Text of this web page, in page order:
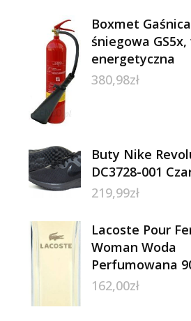
Boxmet Gaśnica
śniegowa
energetyczna
380,98zł
Buty Nike
DC3728-001
219,99zł
Lacoste Pour
Woman Woda
Perfumowana
162,00zł